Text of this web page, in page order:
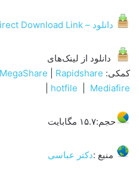
دانلود – Direct Download Link
دانلود از لینک‌های
کمکی:
MegaShare
Rapidshare
hotfile Mediafire
حجم:۱۵.۷ مگابایت
منبع :دکتر عباسی